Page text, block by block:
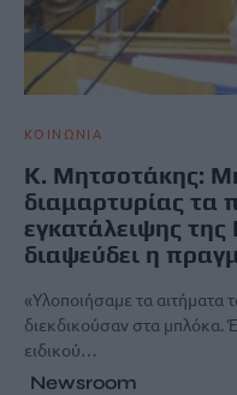
ΚΟΙΝΩΝΙΑ
Κ. Μητσοτάκης:
διαμαρτυρίας τα
εγκατάλειψης της
διαψεύδει η
«Υλοποιήσαμε τα αιτήματα
διεκδικούσαν στα μπλόκα.
ειδικού…
Newsroom